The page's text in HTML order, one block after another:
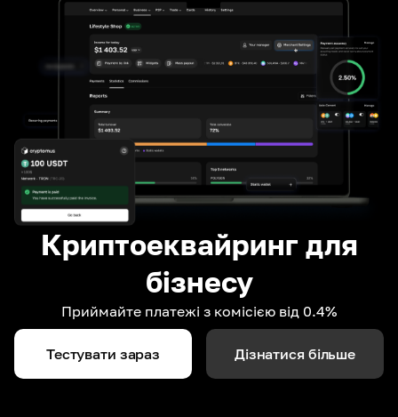
Криптоеквайринг для
бізнесу
Приймайте платежі з комісією від 0.4%
Тестувати зараз Дізнатися більше